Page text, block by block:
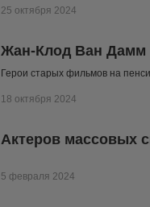
25 октября 2024
Жан-Клод Ван Дамм
Герои старых фильмов на
18 октября 2024
Актеров массовых
5 февраля 2024